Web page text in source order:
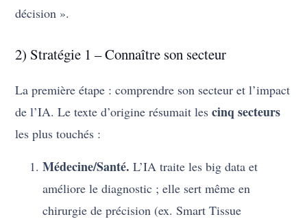
décision ».
2) Stratégie 1 – Connaître son secteur
La première étape : comprendre son secteur et l’impact
de l’IA. Le texte d’origine résumait lescinq secteurs
les plus touchés :
Médecine/Santé. L’IA traite les big data et
améliore le diagnostic ; elle sert même en
chirurgie de précision (ex. Smart Tissue